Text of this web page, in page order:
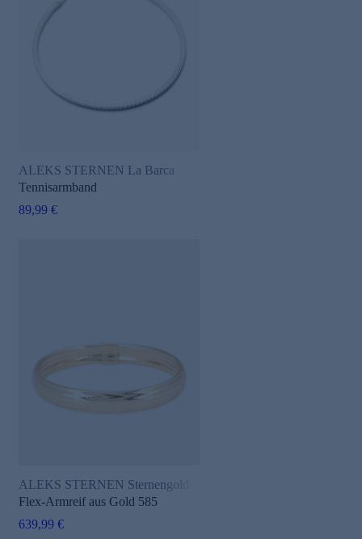
ALEKS STERNEN La Barca
Tennisarmband
89,99 €
ALEKS STERNEN Sternengold
Flex-Armreif aus Gold 585
639,99 €